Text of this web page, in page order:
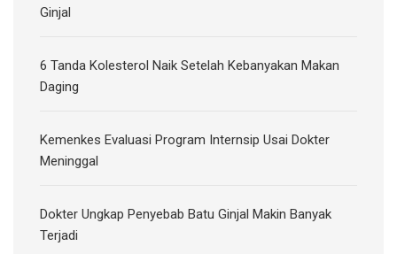
Ginjal
6 Tanda Kolesterol Naik Setelah Kebanyakan Makan
Daging
Kemenkes Evaluasi Program Internsip Usai Dokter
Meninggal
Dokter Ungkap Penyebab Batu Ginjal Makin Banyak
Terjadi